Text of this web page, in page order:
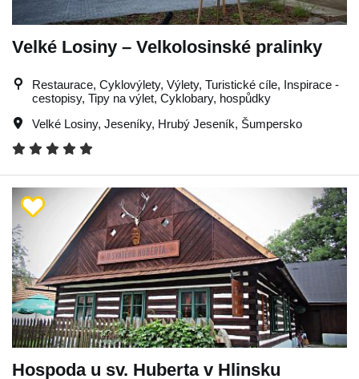
Velké Losiny – Velkolosinské pralinky
Restaurace, Cyklovýlety, Výlety, Turistické cíle, Inspirace -
cestopisy, Tipy na výlet, Cyklobary, hospůdky
Velké Losiny, Jeseníky, Hrubý Jeseník, Šumpersko
Hospoda u sv. Huberta v Hlinsku